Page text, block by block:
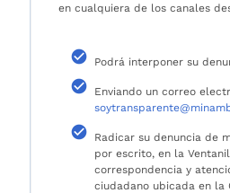
en cualquiera de los canales
Podrá interponer su
Enviando un correo
Radicar su denuncia de
por escrito, en la
correspondencia y
ciudadano ubicada en la